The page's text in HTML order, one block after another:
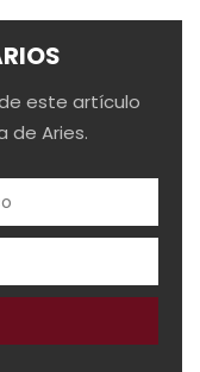
este artículo
de Aries.